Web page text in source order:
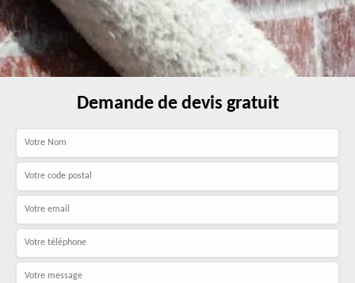
Demande de devis gratuit